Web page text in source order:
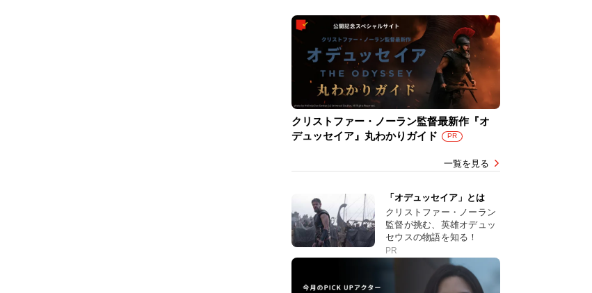
クリストファー・ノーラン監督最新作『オ
デュッセイア』丸わかりガイド
PR
一覧を見る
「オデュッセイア」とは
クリストファー・ノーラン
監督が挑む、英雄オデュッ
セウスの物語を知る！
PR